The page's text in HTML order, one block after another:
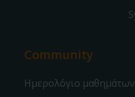
Community
Ημερολόγιο μαθημάτων